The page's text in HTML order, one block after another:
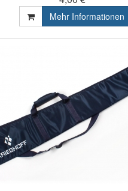
Mehr Informationen